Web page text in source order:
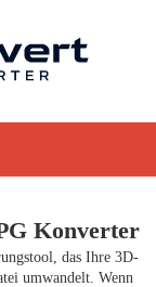
Konverter
das Ihre 3D-
umwandelt. Wenn